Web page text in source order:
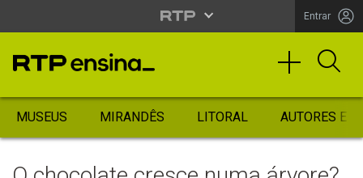
Entrar
MUSEUS MIRANDÊS LITORAL AUTORES